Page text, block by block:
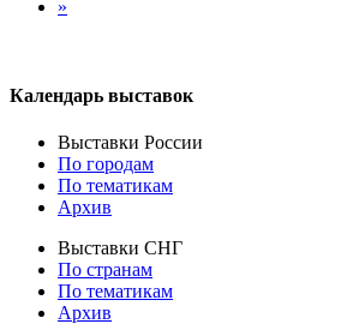
»
Календарь выставок
Выставки России
По городам
По тематикам
Архив
Выставки СНГ
По странам
По тематикам
Архив